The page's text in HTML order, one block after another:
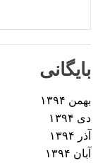
بایگانی
بهمن ۱۳۹۴
دی ۱۳۹۴
آذر ۱۳۹۴
آبان ۱۳۹۴